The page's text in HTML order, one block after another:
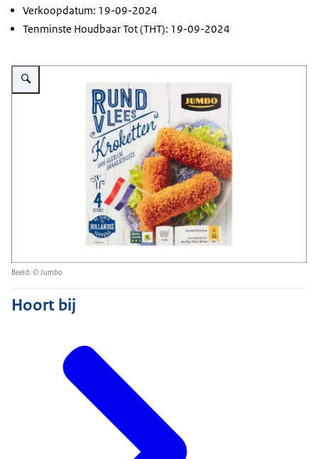
Verkoopdatum: 19-09-2024
Tenminste Houdbaar Tot (THT): 19-09-2024
Vergroot afbeelding Veiligheidswaarschuwing Jumbo rundvleeskroketten
Beeld: © Jumbo
Hoort bij